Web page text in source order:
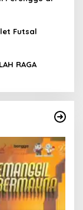
Futsal
RAGA